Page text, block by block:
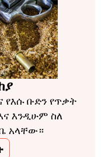
የእሱ ቡድን የጥቃት
እንዲሁም ስለ
አላቸው።